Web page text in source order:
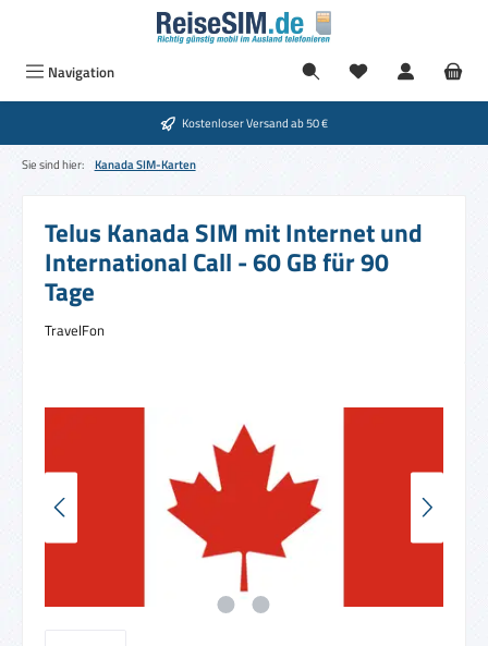
Zum Hauptinhalt springen
Navigation
Kostenloser Versand ab 50 €
Sie sind hier: Kanada SIM-Karten
Telus Kanada SIM mit Internet und
International Call - 60 GB für 90
Tage
TravelFon